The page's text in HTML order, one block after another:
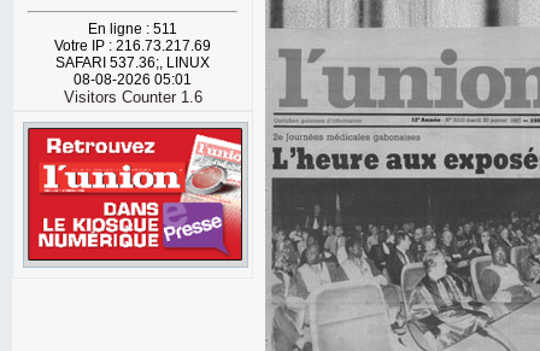
En ligne : 511
Votre IP : 216.73.217.69
SAFARI 537.36;, LINUX
08-08-2026 05:01
Visitors Counter 1.6